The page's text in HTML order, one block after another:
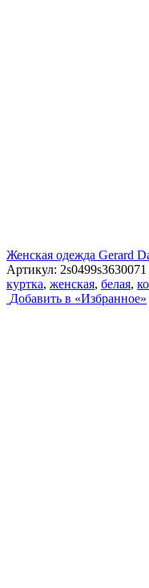
Женская одежда Gerard
Артикул: 2s0499s3630071
куртка, женская, белая,
Добавить в «Избранное»